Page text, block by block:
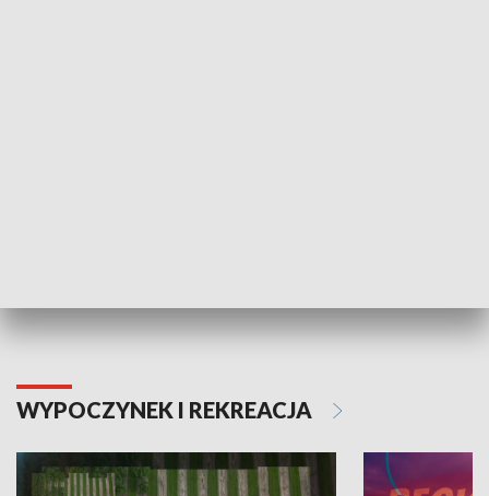
WYPOCZYNEK I REKREACJA